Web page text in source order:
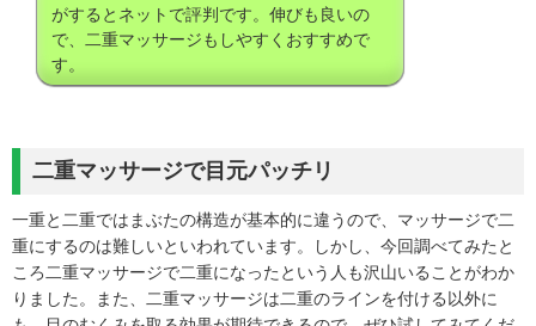
がするとネットで評判です。伸びも良いの
で、二重マッサージもしやすくおすすめで
す。
二重マッサージで目元パッチリ
一重と二重ではまぶたの構造が基本的に違うので、マッサージで二
重にするのは難しいといわれています。しかし、今回調べてみたと
ころ二重マッサージで二重になったという人も沢山いることがわか
りました。また、二重マッサージは二重のラインを付ける以外に